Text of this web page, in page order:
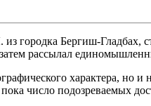
городка Бергиш-Гладбах,
рассылал
характера, но и
число подозреваемых